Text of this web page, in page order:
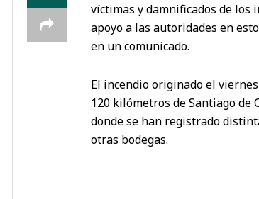
víctimas y damnificados de los
apoyo a las autoridades en
en un comunicado.
El incendio originado el
120 kilómetros de Santiago de
donde se han registrado
otras bodegas.